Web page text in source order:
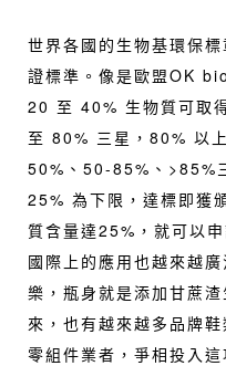
世界各國的生物基環保
證標準。像是歐盟OK
20 至 40% 生物質可取
至 80% 三星，80% 以
50%、50-85%、>85%
25% 為下限，達標即獲
質含量達25%，就可以
國際上的應用也越來越
樂，瓶身就是添加甘蔗
來，也有越來越多品牌
零組件業者，爭相投入